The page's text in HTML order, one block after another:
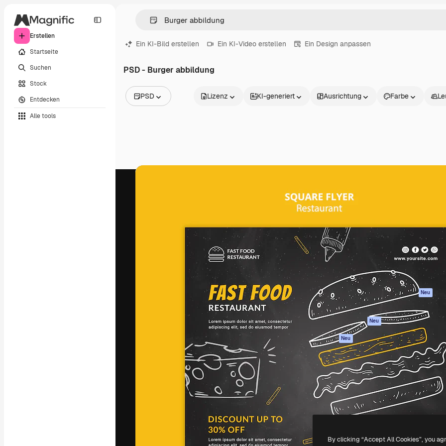
Erstellen
Startseite
Suchen
Stock
Entdecken
Alle tools
Ein KI-Bild erstellen Ein KI-Video erstellen Ein Design anpassen
PSD - Burger abbildung
PSD
Videos
Lizenz KI-generiert Ausrichtung Farbe
Die kreative Plattform, um deine beste
Arbeit zu verwirklichen. Mehr als 1 Million
Abonnenten unter Kreativen, Unternehmen,
Agenturen und Studios.
Deutsch
Produkte
Spaces
KI-Assistent
KI-Bildgenerator
KI-Videogenerator
KI-
Stimmengenerator
Stock-Inhalte
MCP für
Claude/ChatGPT
Neu
Agenten Neu
API
Mobile App
Alle Magnific-Tools
Academy
Dokumentation
Support
AGB
Originale Neu
Cookie-Richtlinie
Vertrauenszentrum
Partner
Unternehmen
Copyright © 2010- Freepik Company S.L.U. Alle Rechte vorbehalten.
By clicking “Accept All Cookies”, you